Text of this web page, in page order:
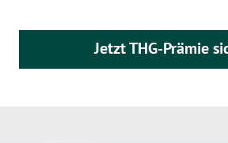
Jetzt THG-Prämie